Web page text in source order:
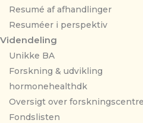
Resumé af afhandlinger
Resuméer i perspektiv
Videndeling
Unikke BA
Forskning & udvikling
hormonehealthdk
Oversigt over forskningscentre
Fondslisten